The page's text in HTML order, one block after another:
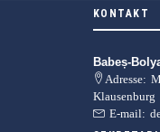
KONTAKT
Babeș-
Adresse:
Klausenburg
E-mail: